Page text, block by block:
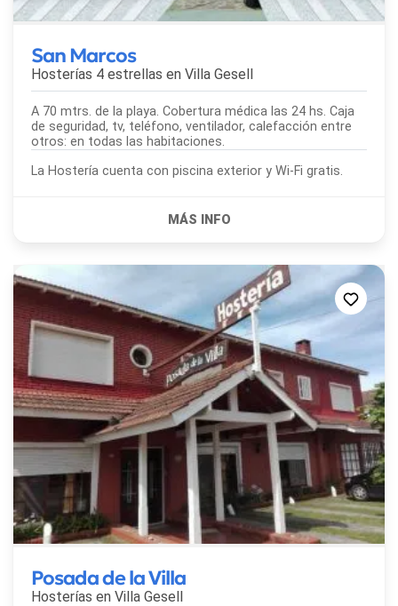
San Marcos
Hosterías 4 estrellas en Villa Gesell
A 70 mtrs. de la playa. Cobertura médica las 24 hs. Caja
de seguridad, tv, teléfono, ventilador, calefacción entre
otros: en todas las habitaciones.
La Hostería cuenta con piscina exterior y Wi-Fi gratis.
Posada de la Villa
Hosterías en Villa Gesell